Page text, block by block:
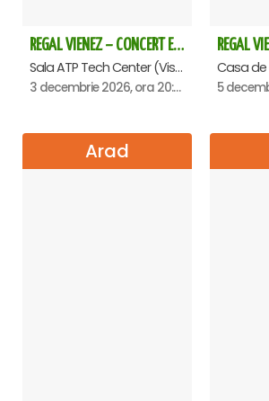
REGAL VIENEZ – CONCERT EXTRAORDINAR DE CRACIUN - Baia Mare
Sala ATP Tech Center (Vis a vis de Auchan), Baia-Mare
3 decembrie 2026, ora 20:00
Arad